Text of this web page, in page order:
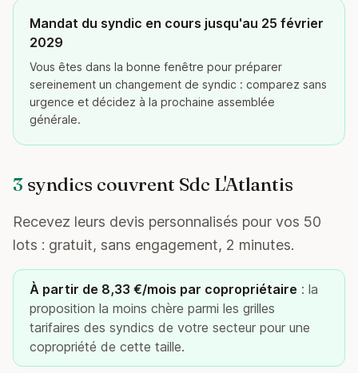
Mandat du syndic en cours jusqu'au 25 février
2029
Vous êtes dans la bonne fenêtre pour préparer
sereinement un changement de syndic : comparez sans
urgence et décidez à la prochaine assemblée
générale.
3 syndics couvrent Sdc L'Atlantis
Recevez leurs devis personnalisés pour vos 50
lots : gratuit, sans engagement, 2 minutes.
À partir de 8,33 €/mois par copropriétaire : la
proposition la moins chère parmi les grilles
tarifaires des syndics de votre secteur pour une
copropriété de cette taille.